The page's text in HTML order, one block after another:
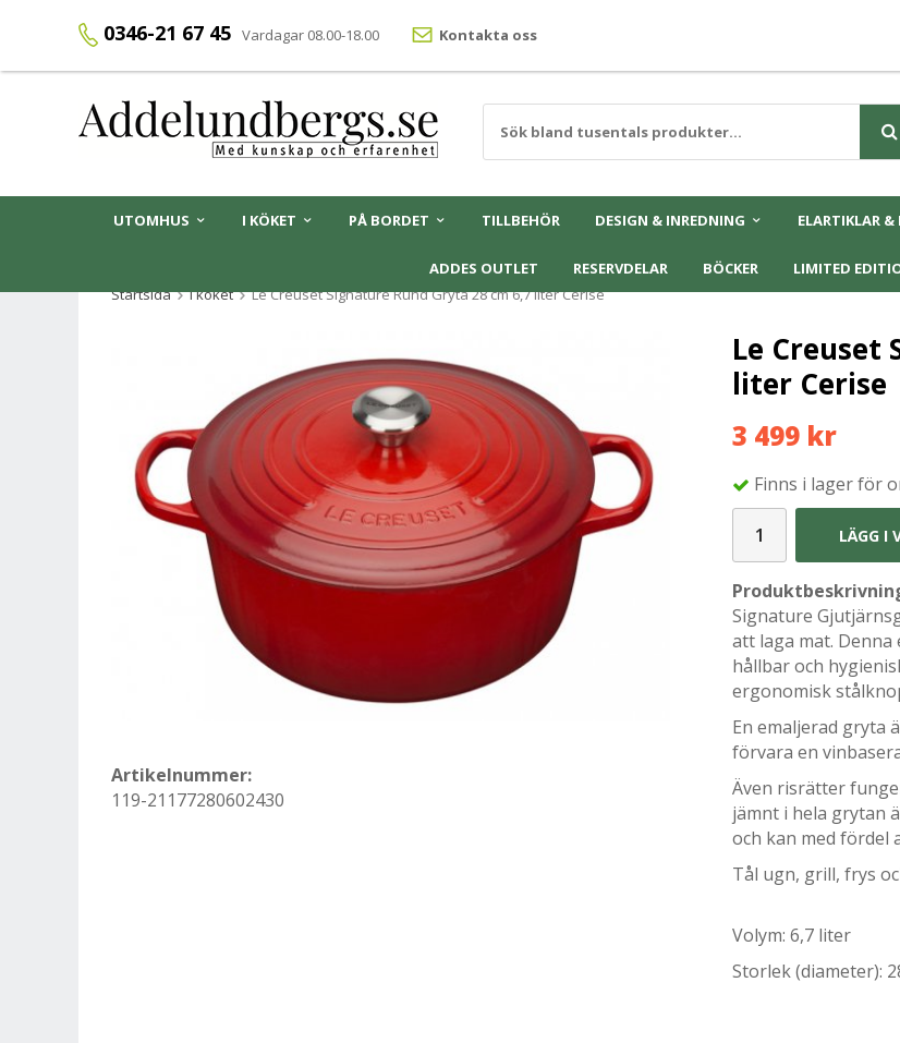
0346-21 67 45 Vardagar 08.00-18.00 Kontakta oss
UTOMHUS I KÖKET PÅ BORDET TILLBEHÖR DESIGN & INREDNING ELARTIKLAR &
ADDES OUTLET RESERVDELAR BÖCKER LIMITED
Startsida
I köket Le Creuset Signature Rund Gryta 28 cm 6,7 liter Cerise
Le Creuset
liter Cerise
3 499 kr
Finns i lager för
LÄGG I
Signature
att laga mat.
hållbar och
ergonomisk
En emaljerad gryta
förvara en
Även risrätter
jämnt i hela grytan
och kan med fördel
Tål ugn, grill, frys
Volym: 6,7 liter
Storlek (diameter):
Artikelnummer:
119-21177280602430